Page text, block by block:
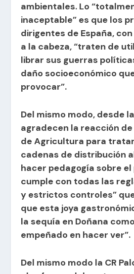
ambientales. Lo
inaceptable” es que los
dirigentes de España,
a la cabeza, “traten de
librar sus guerras
daño socioeconómico
provocar”.
Del mismo modo, desde
agradecen la reacción
de Agricultura para
cadenas de distribución
hacer pedagogía sobre
cumple con todas las
y estrictos controles”
que esta joya
la sequía en Doñana
empeñado en hacer ver”.
Del mismo modo la CR